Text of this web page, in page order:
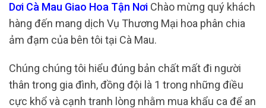
Dơi Cà Mau Giao Hoa Tận Nơi Chào mừng quý khách
hàng đến mang dịch Vụ Thương Mại hoa phân chia
ảm đạm của bên tôi tại Cà Mau.
Chúng chúng tôi hiểu đúng bản chất mất đi người
thân trong gia đình, đồng đội là 1 trong những điều
cực khổ và cạnh tranh lòng nhằm mua khẩu ca để an